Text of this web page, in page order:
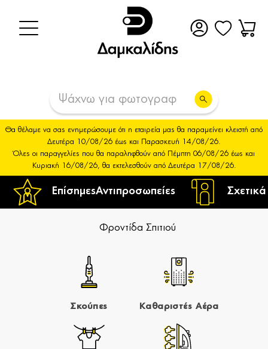
ΕπίσημεςΑντιπροσωπείες
Θα θέλαμε να σας ενημερώσουμε ότι η εταιρεία μας θα παραμείνει κλειστή από
Δευτέρα 10/08/26 έως και Παρασκευή 14/08/26.
Όλες οι παραγγελίες που θα παραληφθούν από Πέμπτη 06/08/26 έως και
Κυριακή 16/08/26, θα εκτελεσθούν από Δευτέρα 17/08/26.
Φροντίδα Σπιτιού
Σκούπες Καθαριστές Αέρα